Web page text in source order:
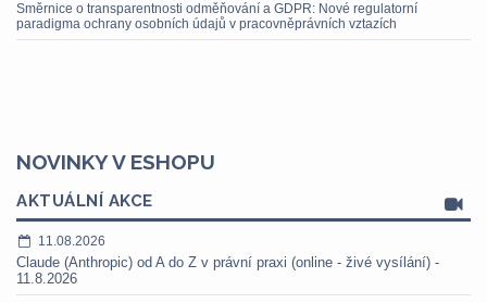
Směrnice o transparentnosti odměňování a GDPR: Nové regulatorní
paradigma ochrany osobních údajů v pracovněprávních vztazích
NOVINKY V ESHOPU
AKTUÁLNÍ AKCE
11.08.2026
Claude (Anthropic) od A do Z v právní praxi (online - živé vysílání) -
11.8.2026